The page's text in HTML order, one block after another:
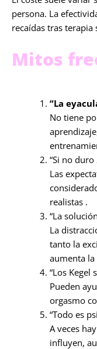
persona. La
recaídas tras terapia
Mitos
“La
No tiene
“Si no
Las
realistas .
“La
La
tanto la
aumenta la
“Los Kegel
Pueden
orgasmo
“Todo es
A veces
influyen,